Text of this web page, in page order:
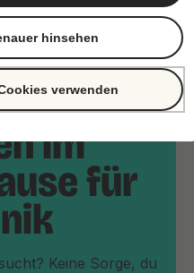
im
für
Keine Sorge, du
verwenden
hinsehen